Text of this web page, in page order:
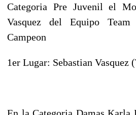
Categoria Pre Juvenil el
Vasquez del Equipo
Campeon
1er Lugar: Sebastian Vasquez